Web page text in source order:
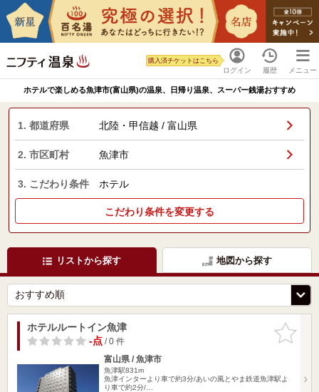
ログイン
購入済チケットはこちら
履歴 メニュー
ホテルで楽しめる魚津市(富山県)の温泉、日帰り温泉、スーパー銭湯おすすめ
1. 都道府県 北陸・甲信越 / 富山県
2. 市区町村 魚津市
3. こだわり条件 ホテル
こだわり条件を変更する
リストから探す 地図から探す
お気に入
りに追加
ホテルルートイン魚津
-点/ 0 件
富山県 / 魚津市
魚津駅831m
魚津インターより車で約3分/あいの風とやま鉄道魚津駅よ
り車で約2分/…